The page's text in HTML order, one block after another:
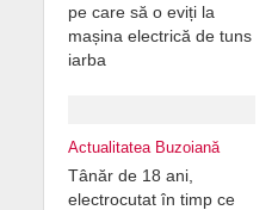
pe care să o eviți la
mașina electrică de tuns
iarba
Actualitatea Buzoiană
Tânăr de 18 ani,
electrocutat în timp ce